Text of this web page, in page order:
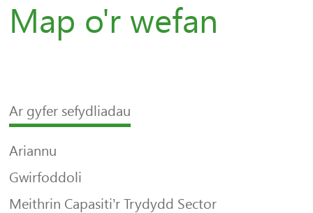
Map o'r wefan
Ar gyfer sefydliadau
Ariannu
Gwirfoddoli
Meithrin Capasiti’r Trydydd Sector